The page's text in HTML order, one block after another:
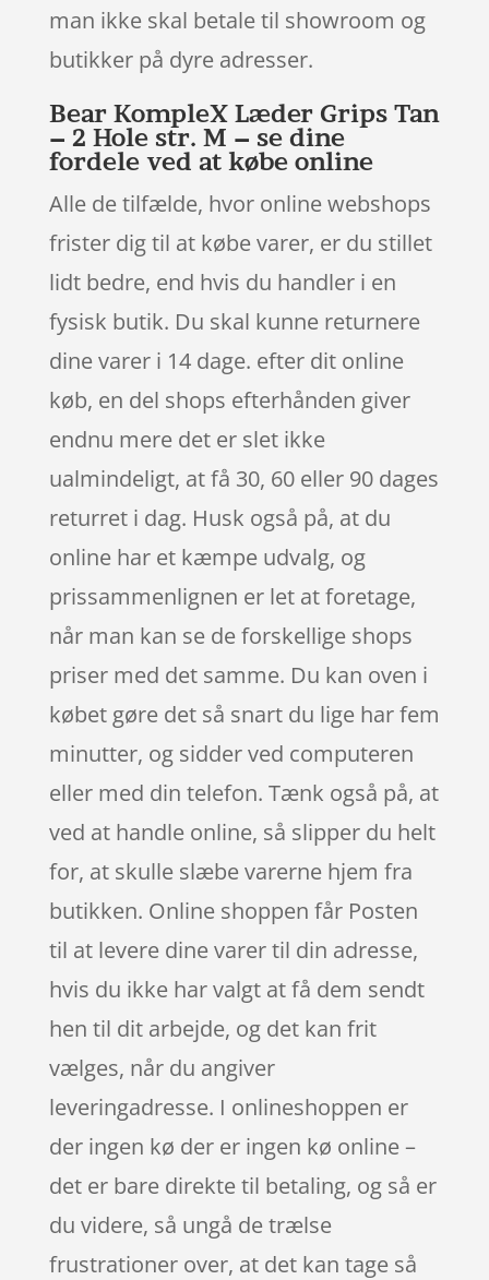
man ikke skal betale til showroom og
butikker på dyre adresser.
Bear KompleX Læder Grips Tan
– 2 Hole str. M – se dine
fordele ved at købe online
Alle de tilfælde, hvor online webshops
frister dig til at købe varer, er du stillet
lidt bedre, end hvis du handler i en
fysisk butik. Du skal kunne returnere
dine varer i 14 dage. efter dit online
køb, en del shops efterhånden giver
endnu mere det er slet ikke
ualmindeligt, at få 30, 60 eller 90 dages
returret i dag. Husk også på, at du
online har et kæmpe udvalg, og
prissammenlignen er let at foretage,
når man kan se de forskellige shops
priser med det samme. Du kan oven i
købet gøre det så snart du lige har fem
minutter, og sidder ved computeren
eller med din telefon. Tænk også på, at
ved at handle online, så slipper du helt
for, at skulle slæbe varerne hjem fra
butikken. Online shoppen får Posten
til at levere dine varer til din adresse,
hvis du ikke har valgt at få dem sendt
hen til dit arbejde, og det kan frit
vælges, når du angiver
leveringadresse. I onlineshoppen er
der ingen kø der er ingen kø online –
det er bare direkte til betaling, og så er
du videre, så ungå de trælse
frustrationer over, at det kan tage så